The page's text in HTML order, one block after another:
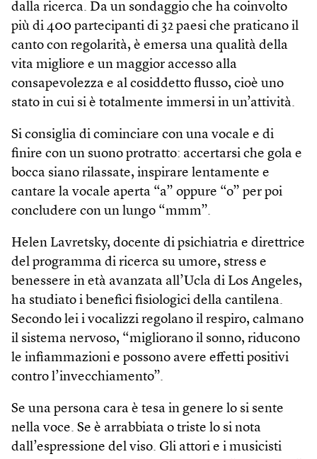
dalla ricerca. Da un sondaggio che ha coinvolto
più di 400 partecipanti di 32 paesi che praticano il
canto con regolarità, è emersa una qualità della
vita migliore e un maggior accesso alla
consapevolezza e al cosiddetto flusso, cioè uno
stato in cui si è totalmente immersi in un’attività.
Si consiglia di cominciare con una vocale e di
finire con un suono protratto: accertarsi che gola e
bocca siano rilassate, inspirare lentamente e
cantare la vocale aperta “a” oppure “o” per poi
concludere con un lungo “mmm”.
Helen Lavretsky, docente di psichiatria e direttrice
del programma di ricerca su umore, stress e
benessere in età avanzata all’Ucla di Los Angeles,
ha studiato i benefici fisiologici della cantilena.
Secondo lei i vocalizzi regolano il respiro, calmano
il sistema nervoso, “migliorano il sonno, riducono
le infiammazioni e possono avere effetti positivi
contro l’invecchiamento”.
Se una persona cara è tesa in genere lo si sente
nella voce. Se è arrabbiata o triste lo si nota
dall’espressione del viso. Gli attori e i musicisti